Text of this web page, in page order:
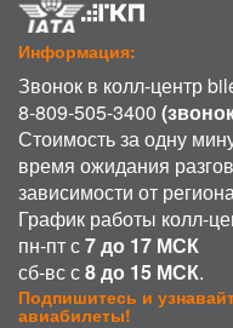
Информация:
Звонок в колл-центр
8-809-505-3400
Стоимость за одну
время ожидания
зависимости от
График работы колл-
пн-пт с7 до 17 МСК
сб-вс с8 до 15 МСК.
Подпишитесь и
авиабилеты!